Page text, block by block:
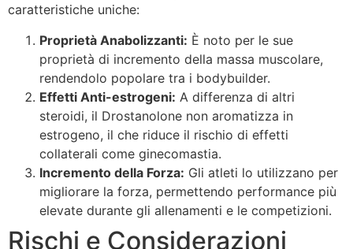
caratteristiche uniche:
Proprietà Anabolizzanti: È noto per le sue
proprietà di incremento della massa muscolare,
rendendolo popolare tra i bodybuilder.
Effetti Anti-estrogeni: A differenza di altri
steroidi, il Drostanolone non aromatizza in
estrogeno, il che riduce il rischio di effetti
collaterali come ginecomastia.
Incremento della Forza: Gli atleti lo utilizzano per
migliorare la forza, permettendo performance più
elevate durante gli allenamenti e le competizioni.
Rischi e Considerazioni